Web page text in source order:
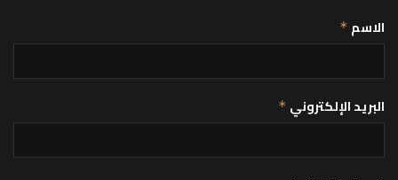
الاسم *
البريد الإلكتروني *